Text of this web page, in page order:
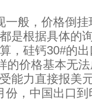
一般，价格倒
是根据具体的
，硅钙30#的
的价格基本无
能力直接报美
份，中国出口